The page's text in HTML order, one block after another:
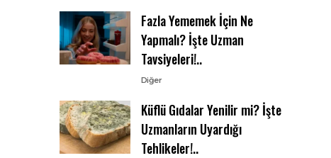
Fazla Yememek İçin Ne
Yapmalı? İşte Uzman
Tavsiyeleri!..
Diğer
Küflü Gıdalar Yenilir mi? İşte
Uzmanların Uyardığı
Tehlikeler!..